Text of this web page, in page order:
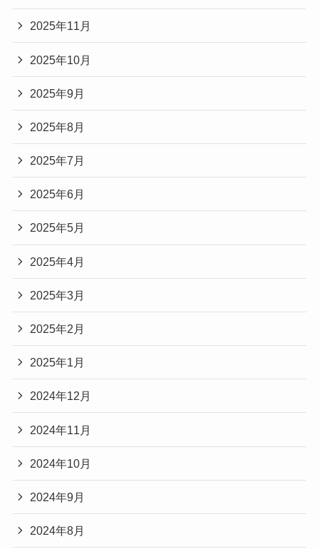
2025年11月
2025年10月
2025年9月
2025年8月
2025年7月
2025年6月
2025年5月
2025年4月
2025年3月
2025年2月
2025年1月
2024年12月
2024年11月
2024年10月
2024年9月
2024年8月